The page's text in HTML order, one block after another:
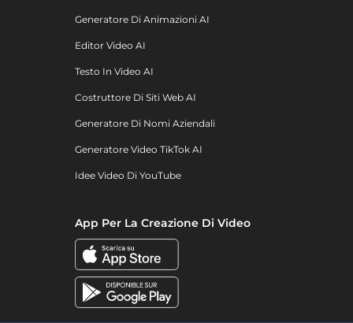
Generatore Di Animazioni AI
Editor Video AI
Testo In Video AI
Costruttore Di Siti Web AI
Generatore Di Nomi Aziendali
Generatore Video TikTok AI
Idee Video Di YouTube
App Per La Creazione Di Video